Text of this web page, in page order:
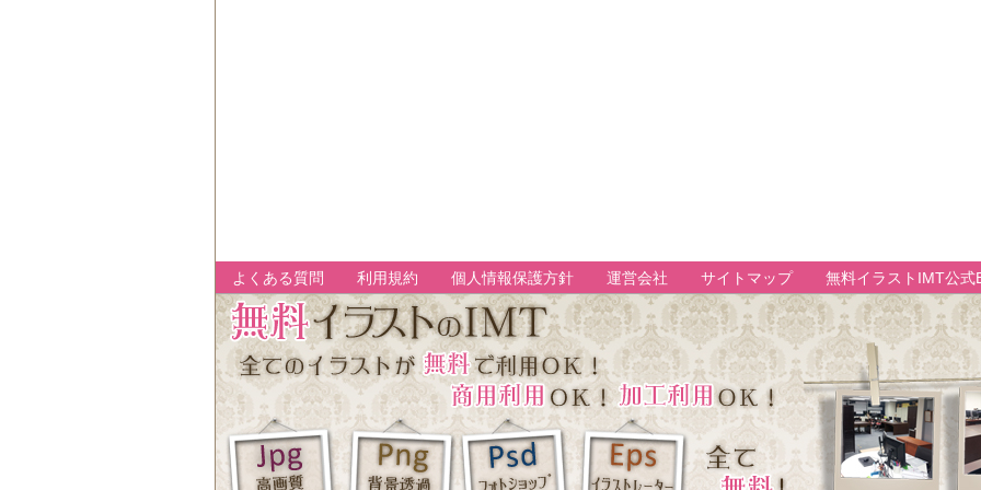
よくある質問 利用規約 個人情報保護方針 運営会社 サイトマップ 無料イラストIMT公式